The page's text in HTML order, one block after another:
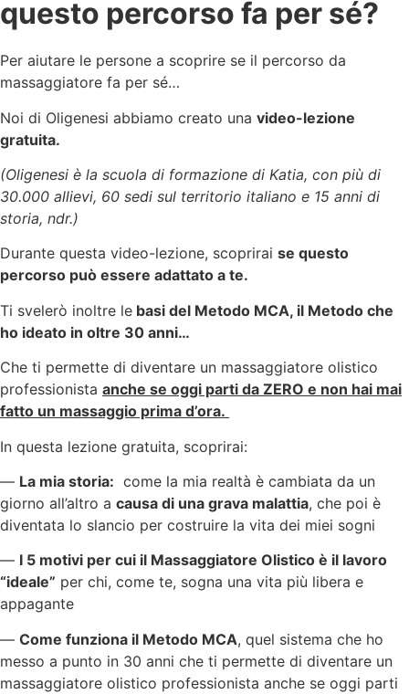
questo percorso fa per sé?
Per aiutare le persone a scoprire se il percorso da
massaggiatore fa per sé…
Noi di Oligenesi abbiamo creato una video-lezione
gratuita.
(Oligenesi è la scuola di formazione di Katia, con più di
30.000 allievi, 60 sedi sul territorio italiano e 15 anni di
storia, ndr.)
Durante questa video-lezione, scoprirai se questo
percorso può essere adattato a te.
Ti svelerò inoltre le basi del Metodo MCA, il Metodo che
ho ideato in oltre 30 anni…
Che ti permette di diventare un massaggiatore olistico
professionista anche se oggi parti da ZERO e non hai mai
fatto un massaggio prima d’ora.
In questa lezione gratuita, scoprirai:
— La mia storia: come la mia realtà è cambiata da un
giorno all’altro a causa di una grava malattia, che poi è
diventata lo slancio per costruire la vita dei miei sogni
— I 5 motivi per cui il Massaggiatore Olistico è il lavoro
“ideale” per chi, come te, sogna una vita più libera e
appagante
— Come funziona il Metodo MCA, quel sistema che ho
messo a punto in 30 anni che ti permette di diventare un
massaggiatore olistico professionista anche se oggi parti